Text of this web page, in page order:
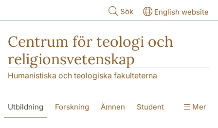
Sök English website
Centrum för teologi och
religionsvetenskap
Humanistiska och teologiska fakulteterna
Utbildning Forskning Ämnen Student Mer